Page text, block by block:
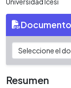
Resumen